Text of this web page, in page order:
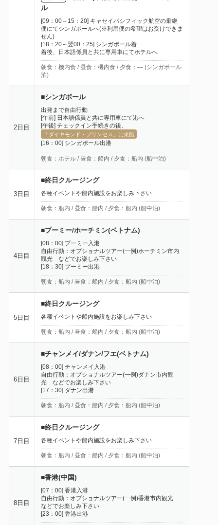
ル
[09：00～15：20] キャセイパシフィック航空の乗継
便にてシンガポールへ(※利用便の希望はお受けできま
せん)
[18：20～翌00：25] シンガポール着
着後、日本語係員と共に専用車にてホテルへ
朝食：機内食 / 昼食：機内食 / 夕食：― (シンガポール
泊)
2日目
■シンガポール
出発まで自由行動
[午前] 日本語係員と共に専用車にて港へ
[午後] チェックイン手続きの後、
「ダイヤモンド・プリンセス」に乗船
[16：00] シンガポール出港
朝食：ホテル / 昼食：船内 / 夕食：船内 (船中泊)
3日目
■終日クルージング
各種イベントや船内施設をお楽しみ下さい
朝食：船内 / 昼食：船内 / 夕食：船内 (船中泊)
4日目
■プーミー/ホーチミン(ベトナム)
[08：00] プーミー入港
自由行動：オプショナルツアー(一例)ホーチミン市内
観光 などでお楽しみ下さい
[18：30] プーミー出港
朝食：船内 / 昼食：船内 / 夕食：船内 (船中泊)
5日目
■終日クルージング
各種イベントや船内施設をお楽しみ下さい
朝食：船内 / 昼食：船内 / 夕食：船内 (船中泊)
6日目
■チャンメイ/ダナン/フエ(ベトナム)
[08：00] チャンメイ入港
自由行動：オプショナルツアー(一例)ダナン市内観
光 などでお楽しみ下さい
[17：30] ダナン出港
朝食：船内 / 昼食：船内 / 夕食：船内 (船中泊)
7日目
■終日クルージング
各種イベントや船内施設をお楽しみ下さい
朝食：船内 / 昼食：船内 / 夕食：船内 (船中泊)
8日目
■香港(中国)
[07：00] 香港入港
自由行動：オプショナルツアー(一例)香港市内観光
などでお楽しみ下さい
[23：00] 香港出港